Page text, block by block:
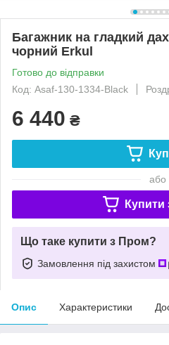
Багажник на гладкий
чорний Erkul
Готово до відправки
Код: Asaf-130-1334-Black
6 440 ₴
або
Купити
Що таке купити з Пром?
Замовлення під захистом
Опис Характеристики